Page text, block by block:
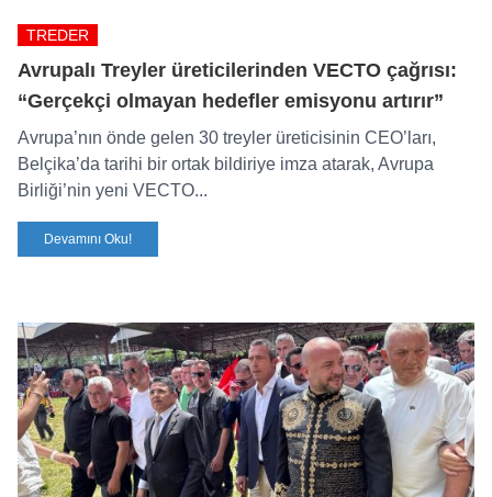
TREDER
Avrupalı Treyler üreticilerinden VECTO çağrısı:
“Gerçekçi olmayan hedefler emisyonu artırır”
Avrupa’nın önde gelen 30 treyler üreticisinin CEO’ları,
Belçika’da tarihi bir ortak bildiriye imza atarak, Avrupa
Birliği’nin yeni VECTO...
Devamını Oku!